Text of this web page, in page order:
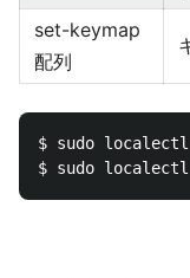
set-keymap
配列
$ sudo localectl